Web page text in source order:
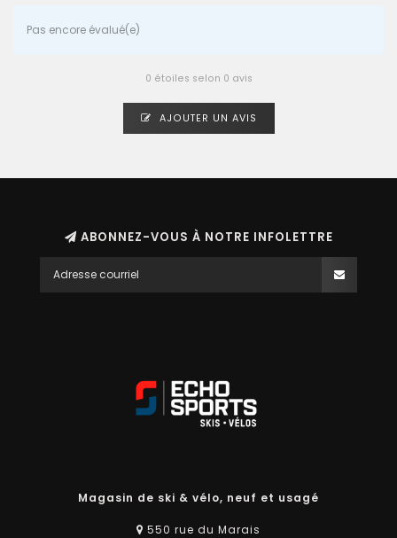
Pas encore évalué(e)
0 étoiles selon 0 avis
AJOUTER UN AVIS
ABONNEZ-VOUS À NOTRE INFOLETTRE
Magasin de ski & vélo, neuf et usagé
550 rue du Marais